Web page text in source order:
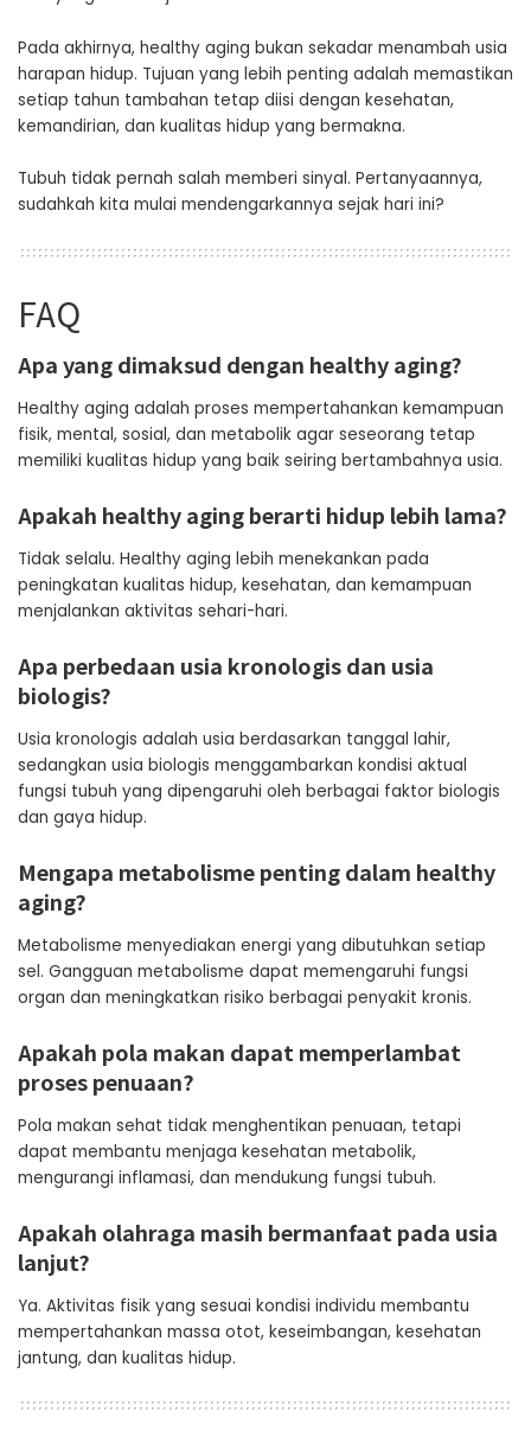
Pada akhirnya, healthy aging bukan sekadar menambah usia
harapan hidup. Tujuan yang lebih penting adalah memastikan
setiap tahun tambahan tetap diisi dengan kesehatan,
kemandirian, dan kualitas hidup yang bermakna.
Tubuh tidak pernah salah memberi sinyal. Pertanyaannya,
sudahkah kita mulai mendengarkannya sejak hari ini?
FAQ
Apa yang dimaksud dengan healthy aging?
Healthy aging adalah proses mempertahankan kemampuan
fisik, mental, sosial, dan metabolik agar seseorang tetap
memiliki kualitas hidup yang baik seiring bertambahnya usia.
Apakah healthy aging berarti hidup lebih lama?
Tidak selalu. Healthy aging lebih menekankan pada
peningkatan kualitas hidup, kesehatan, dan kemampuan
menjalankan aktivitas sehari-hari.
Apa perbedaan usia kronologis dan usia
biologis?
Usia kronologis adalah usia berdasarkan tanggal lahir,
sedangkan usia biologis menggambarkan kondisi aktual
fungsi tubuh yang dipengaruhi oleh berbagai faktor biologis
dan gaya hidup.
Mengapa metabolisme penting dalam healthy
aging?
Metabolisme menyediakan energi yang dibutuhkan setiap
sel. Gangguan metabolisme dapat memengaruhi fungsi
organ dan meningkatkan risiko berbagai penyakit kronis.
Apakah pola makan dapat memperlambat
proses penuaan?
Pola makan sehat tidak menghentikan penuaan, tetapi
dapat membantu menjaga kesehatan metabolik,
mengurangi inflamasi, dan mendukung fungsi tubuh.
Apakah olahraga masih bermanfaat pada usia
lanjut?
Ya. Aktivitas fisik yang sesuai kondisi individu membantu
mempertahankan massa otot, keseimbangan, kesehatan
jantung, dan kualitas hidup.